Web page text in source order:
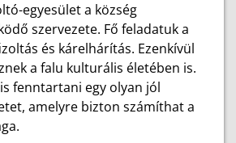
egyesület a község
szervezete. Fő feladatuk a
és kárelhárítás. Ezenkívül
a falu kulturális életében is.
fenntartani egy olyan jól
amelyre bizton számíthat a